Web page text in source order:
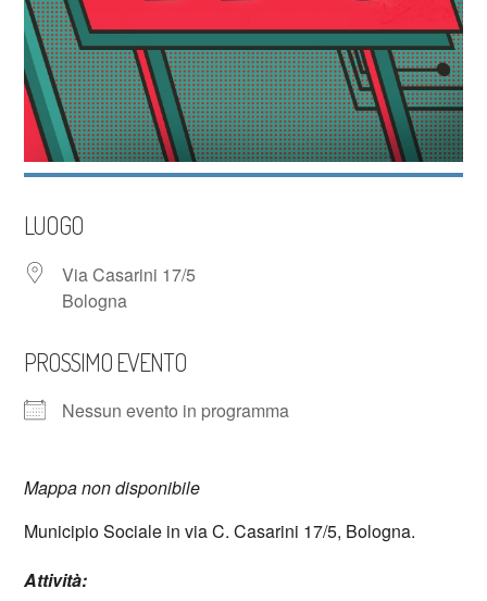
LUOGO
Via Casarini 17/5
Bologna
PROSSIMO EVENTO
Nessun evento in programma
Mappa non disponibile
Municipio Sociale in via C. Casarini 17/5, Bologna.
Attività: